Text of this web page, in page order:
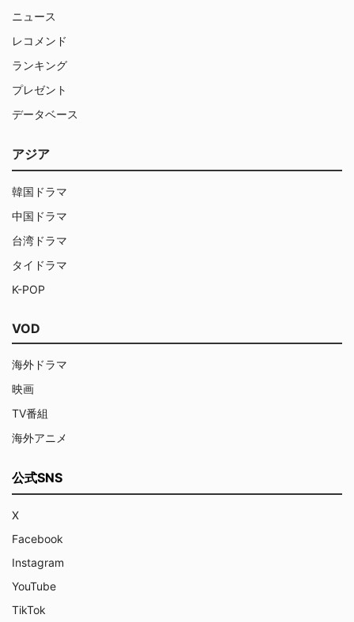
ニュース
レコメンド
ランキング
プレゼント
データベース
アジア
韓国ドラマ
中国ドラマ
台湾ドラマ
タイドラマ
K-POP
VOD
海外ドラマ
映画
TV番組
海外アニメ
公式SNS
X
Facebook
Instagram
YouTube
TikTok